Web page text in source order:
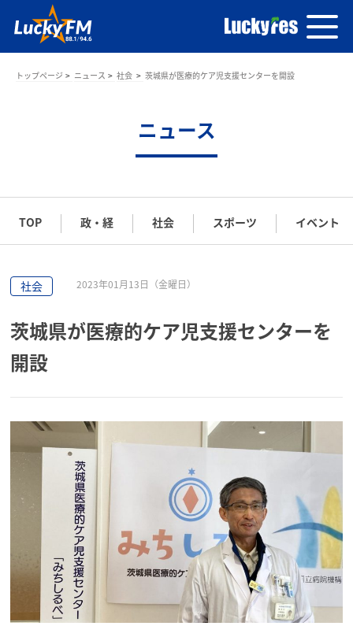
トップページ ニュース 社会 茨城県が医療的ケア児支援センターを開設
ニュース
TOP 政・経 社会 スポーツ イベント
社会 2023年01月13日（金曜日）
茨城県が医療的ケア児支援センターを
開設